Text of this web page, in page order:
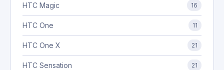
HTC Magic 16
HTC One 11
HTC One X 21
HTC Sensation 21